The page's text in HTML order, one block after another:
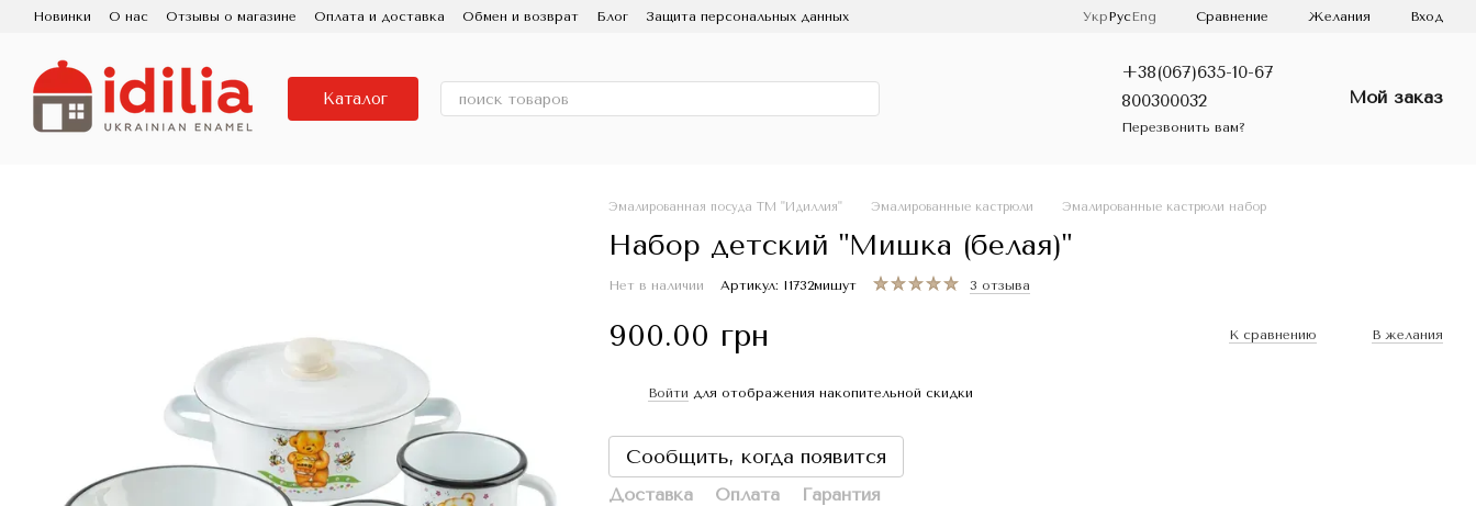
Перейти к основному контенту
Новинки О нас Отзывы о магазине Оплата и доставка Обмен и возврат Блог
Защита персональных данных
Про бренд IDILIA, завод Новомосковский посуд
УкрРусEng Сравнение Желания Вход
Каталог
+38(067)635-10-67
800300032
Перезвонить вам?
Мой заказ
Эмалированная посуда ТМ "Идиллия" Эмалированные кастрюли Эмалированные кастрюли набор
Набор детский "Мишка (белая)"
Нет в наличии Артикул: I1732мишут 3 отзыва
900.00 грн К сравнению В желания
Войти для отображения накопительной скидки
Сообщить, когда появится
Доставка Оплата Гарантия